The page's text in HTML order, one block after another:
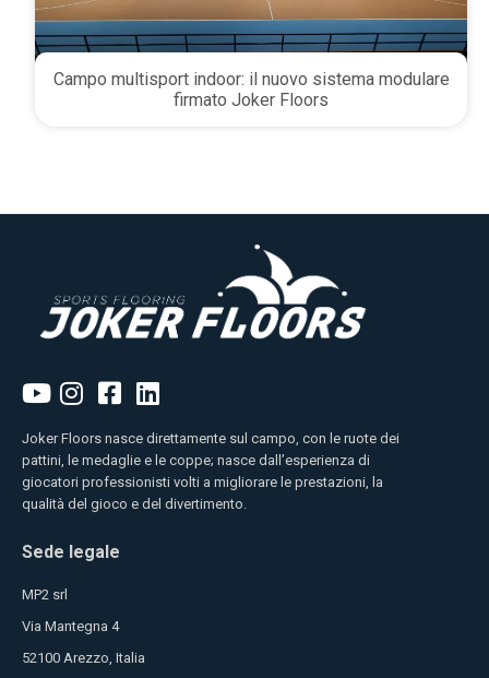
Campo multisport indoor: il nuovo sistema modulare
firmato Joker Floors
Joker Floors nasce direttamente sul campo, con le ruote dei
pattini, le medaglie e le coppe; nasce dall’esperienza di
giocatori professionisti volti a migliorare le prestazioni, la
qualità del gioco e del divertimento.
Sede legale
MP2 srl
Via Mantegna 4
52100 Arezzo, Italia